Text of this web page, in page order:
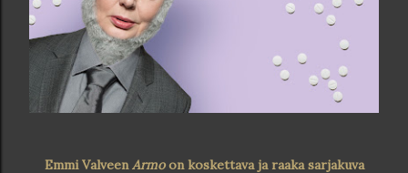
Emmi ValveenArmoon koskettava ja raaka sarjakuva